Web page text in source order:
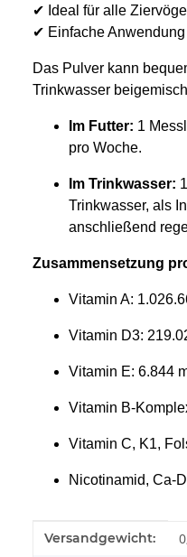
✔ Ideal für alle
✔ Einfache
Das Pulver kann
Trinkwasser
Im Futter: 1
pro Woche.
Im Trinkwasser:
Trinkwasser, als
anschließend
Zusammensetzung
Vitamin A:
Vitamin D3:
Vitamin E: 6.844
Vitamin B-
Vitamin C, K1,
Nicotinamid, Ca-
Produkteigenschaft
Wert
Versandgewicht: